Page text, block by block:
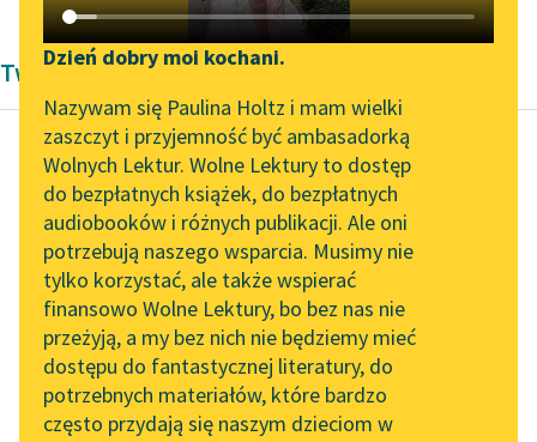
Katalog DAISY
Podkasty o książkach
Zgłoś brak utworu
Aktualności
„Prokurator Alicja Horn”
do słuchania
Byliśmy częścią AI Impact
Lab
Zapraszamy na spotkanie
online z tłumaczkami
literatury skandynawskiej
Spotkanie z Katarzyną
Narzędzia
Mapa Wolnych Lektur
Leśmianator
Przewodnik dla piszących i
czytających
API
OAI-PMH
Dzień dobry moi kochani.
Nazywam się Paulina Holtz i mam wielki
zaszczyt i przyjemność być ambasadorką
Wolnych Lektur. Wolne Lektury to dostęp
do bezpłatnych książek, do bezpłatnych
audiobooków i różnych publikacji. Ale oni
potrzebują naszego wsparcia. Musimy nie
tylko korzystać, ale także wspierać
finansowo Wolne Lektury, bo bez nas nie
przeżyją, a my bez nich nie będziemy mieć
dostępu do fantastycznej literatury, do
potrzebnych materiałów, które bardzo
często przydają się naszym dzieciom w
Twórczość Zofii Nałkowskiej
Zofia Nałkowska
Granica
Były chwile, że każda
myśl miała swój
rezonans w skurczu
serca, w ostrym bólu
głowy...